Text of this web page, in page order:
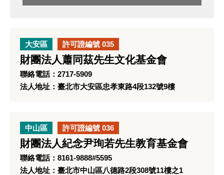
大安區 許可證編號 035
財團法人蕭同茲先生文化基金會
聯絡電話：2717-5909
法人地址：臺北市大安區忠孝東路4段132號9樓
中山區 許可證編號 036
財團法人紀念尹珣若先生教育基金會
聯絡電話：8161-9888#5595
法人地址：臺北市中山區八德路2段308號11樓之1